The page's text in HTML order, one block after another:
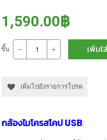
1,590.00฿
ชิ้น เพิ่มใ
เพิ่มไปยังรายการโปรด
กล้องไมโครสโคป USB